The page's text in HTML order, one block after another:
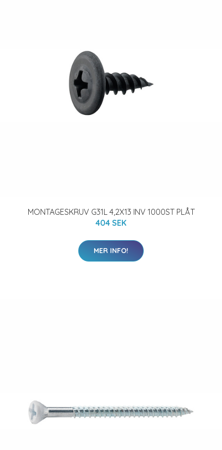
MONTAGESKRUV G31L 4,2X13 INV 1000ST PLÅT
404 SEK
MER INFO!